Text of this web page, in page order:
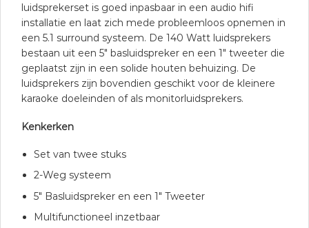
luidsprekerset is goed inpasbaar in een audio hifi
installatie en laat zich mede probleemloos opnemen in
een 5.1 surround systeem. De 140 Watt luidsprekers
bestaan uit een 5″ basluidspreker en een 1″ tweeter die
geplaatst zijn in een solide houten behuizing. De
luidsprekers zijn bovendien geschikt voor de kleinere
karaoke doeleinden of als monitorluidsprekers.
Kenkerken
Set van twee stuks
2-Weg systeem
5″ Basluidspreker en een 1″ Tweeter
Multifunctioneel inzetbaar